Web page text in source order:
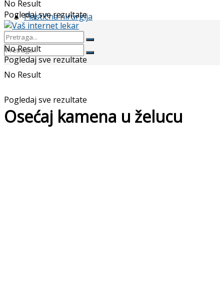
Plastična hirurgija
No Result
Pogledaj sve rezultate
No Result
Pogledaj sve rezultate
No Result
Pogledaj sve rezultate
Osećaj kamena u želucu